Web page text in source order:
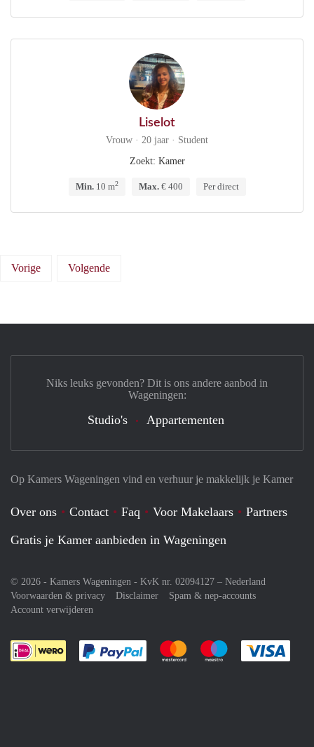
Liselot
Vrouw · 20 jaar · Student
Zoekt: Kamer
Min.10 m2 Max.€ 400 Per direct
Vorige Volgende
Op Kamers Wageningen vind en verhuur je makkelijk je Kamer
Over ons Contact Faq Voor Makelaars
Partners
Gratis je Kamer aanbieden in Wageningen
© 2026 - Kamers Wageningen - KvK nr. 02094127 – Nederland
Voorwaarden & privacy
Disclaimer
Spam & nep-accounts
Account verwijderen
Je rekent gemakkelijk af met Paypal
Je rekent gemakkelijk af met
Je rekent
Niks leuks gevonden? Dit is ons andere aanbod in
Wageningen:
Studio's Appartementen